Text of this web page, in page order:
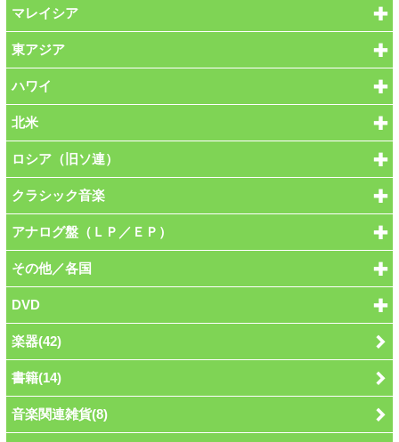
マレイシア
東アジア
ハワイ
北米
ロシア（旧ソ連）
クラシック音楽
アナログ盤（ＬＰ／ＥＰ）
その他／各国
DVD
楽器(42)
書籍(14)
音楽関連雑貨(8)